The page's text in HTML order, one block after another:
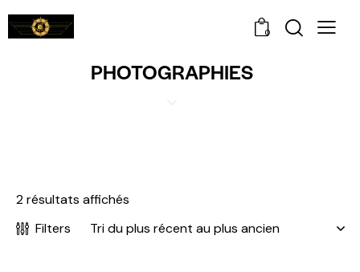
0
PHOTOGRAPHIES
2 résultats affichés
Filters